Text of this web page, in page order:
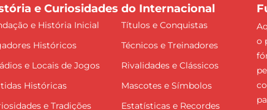
e Curiosidades do Internacional
e História Inicial
Títulos e Conquistas
Históricos
Técnicos e Treinadores
e Locais de Jogos
Rivalidades e Clássicos
Históricas
Mascotes e Símbolos
e Tradições
Estatísticas e Recordes
o